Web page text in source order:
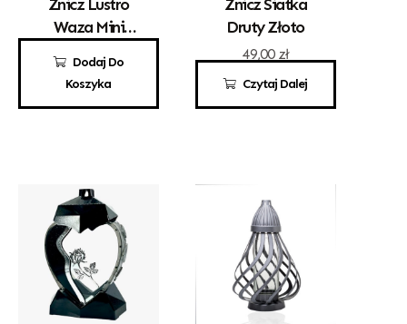
Dodaj Do
Koszyka
Znicz Lustro
Waza Mini
121,00zł
Czytaj Dalej
Znicz Siatka
Druty Złoto
49,00 zł